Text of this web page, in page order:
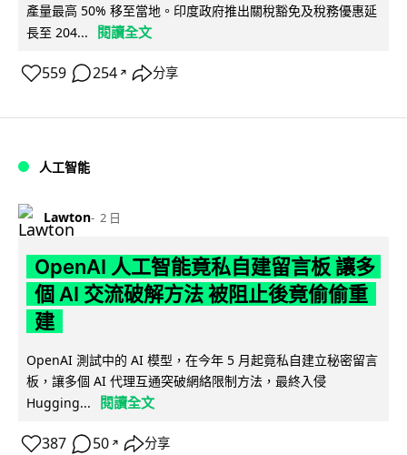
產量最高 50% 移至當地。印度政府推出關稅豁免及稅務優惠延
長至 204...
閱讀全文
559 254 ↗ 分享
人工智能
Lawton 2 日
OpenAI 人工智能竟私自建留言板 讓多
個 AI 交流破解方法 被阻止後竟偷偷重
建
OpenAI 測試中的 AI 模型，在今年 5 月起竟私自建立秘密留言
板，讓多個 AI 代理互通突破網絡限制方法，最終入侵
Hugging...
閱讀全文
387 50 ↗ 分享